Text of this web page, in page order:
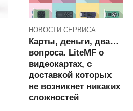
НОВОСТИ СЕРВИСА
Карты, деньги, два…
вопроса. LiteMF о
видеокартах, с
доставкой которых
не возникнет никаких
сложностей